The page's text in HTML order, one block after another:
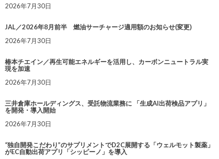
2026年7月30日
JAL／2026年8月前半 燃油サーチャージ適用額のお知らせ(変更)
2026年7月30日
椿本チエイン／再生可能エネルギーを活用し、カーボンニュートラル実
現を加速
2026年7月30日
三井倉庫ホールディングス、受託物流業務に 「生成AI出荷検品アプリ」
を開発・導入開始
2026年7月30日
“独自開発こだわり”のサプリメントでD2C展開する「ウェルモット製薬」
がEC自動出荷アプリ「シッピーノ」を導入